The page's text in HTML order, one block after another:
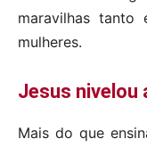
maravilhas tanto
mulheres.
Jesus nivelou
Mais do que